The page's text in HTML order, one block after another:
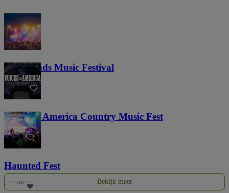
Lost Lands Music Festival
121
Voices of America Country Music Fest
36
Haunted Fest
58 Bekijk meer